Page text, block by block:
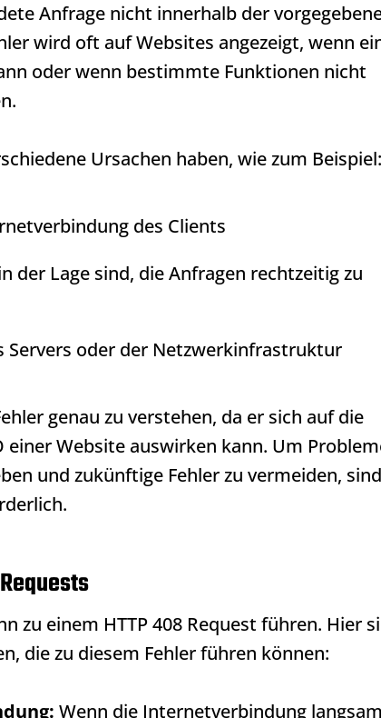
Anfrage nicht innerhalb der
wird oft auf Websites angezeigt, wenn
oder wenn bestimmte Funktionen nicht
Ursachen haben, wie zum Beispiel:
des Clients
der Lage sind, die Anfragen rechtzeitig zu
Servers oder der Netzwerkinfrastruktur
genau zu verstehen, da er sich auf die
einer Website auswirken kann. Um
und zukünftige Fehler zu vermeiden, sind
zu einem HTTP 408 Request führen. Hier
die zu diesem Fehler führen können:
Wenn die Internetverbindung